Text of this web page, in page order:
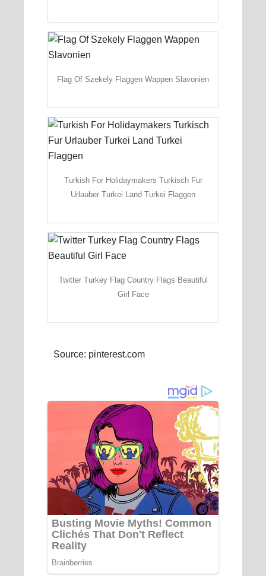
Flag Of Szekely Flaggen Wappen Slavonien
Turkish For Holidaymakers Turkisch Fur
Urlauber Turkei Land Turkei Flaggen
Twitter Turkey Flag Country Flags Beautiful
Girl Face
Source: pinterest.com